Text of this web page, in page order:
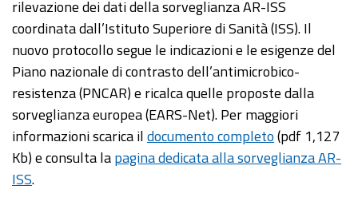
rilevazione dei dati della sorveglianza AR-ISS
coordinata dall’Istituto Superiore di Sanità (ISS). Il
nuovo protocollo segue le indicazioni e le esigenze del
Piano nazionale di contrasto dell’antimicrobico-
resistenza (PNCAR) e ricalca quelle proposte dalla
sorveglianza europea (EARS-Net). Per maggiori
informazioni scarica ildocumento completo(pdf 1,127
Kb) e consulta lapagina dedicata alla sorveglianza AR-
ISS.